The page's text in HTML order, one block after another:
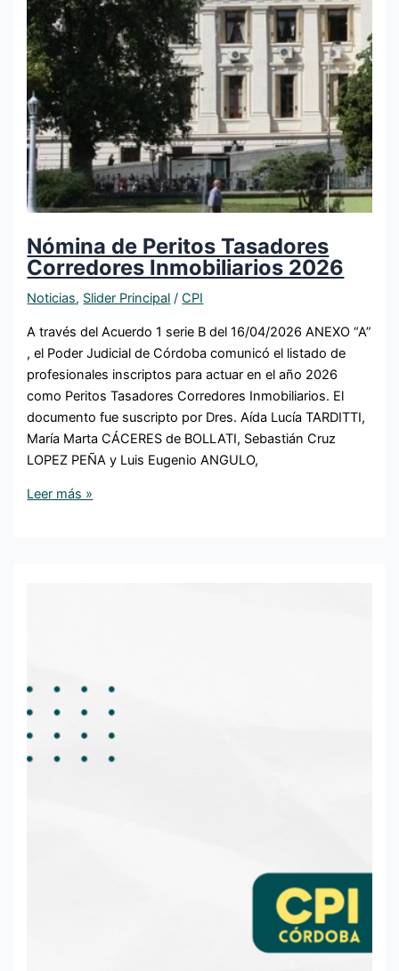
Nómina de Peritos Tasadores
Corredores Inmobiliarios 2026
Noticias, Slider Principal /CPI
A través del Acuerdo 1 serie B del 16/04/2026 ANEXO “A”
, el Poder Judicial de Córdoba comunicó el listado de
profesionales inscriptos para actuar en el año 2026
como Peritos Tasadores Corredores Inmobiliarios. El
documento fue suscripto por Dres. Aída Lucía TARDITTI,
María Marta CÁCERES de BOLLATI, Sebastián Cruz
LOPEZ PEÑA y Luis Eugenio ANGULO,
Leer más »